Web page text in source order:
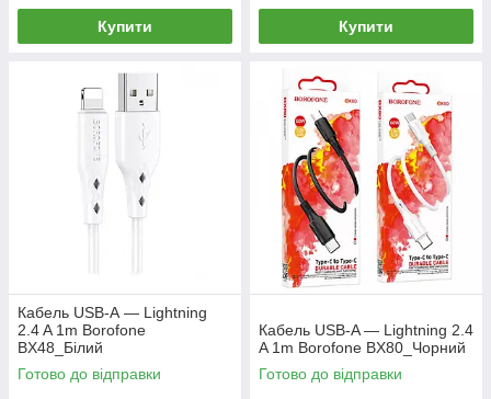
Купити Купити
Кабель USB-А — Lightning
2.4 A 1m Borofone
BX48_Білий
Готово до відправки
Кабель USB-A — Lightning 2.4
A 1m Borofone BX80_Чорний
Готово до відправки